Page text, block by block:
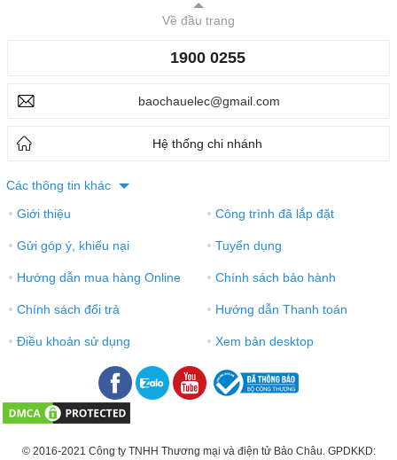
Về đầu trang
1900 0255
baochauelec@gmail.com
Hệ thống chi nhánh
Các thông tin khác
● Giới thiệu ● Công trình đã lắp đặt
● Gửi góp ý, khiếu nại ● Tuyển dụng
● Hướng dẫn mua hàng Online ● Chính sách bảo hành
● Chính sách đổi trả ● Hướng dẫn Thanh toán
● Điều khoản sử dụng ● Xem bản desktop
© 2016-2021 Công ty TNHH Thương mại và điện tử Bảo Châu. GPDKKD: